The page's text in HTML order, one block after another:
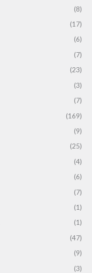
(8)
(17)
(6)
(7)
(23)
(3)
(7)
(169)
(9)
(25)
(4)
(6)
(7)
(1)
(1)
(47)
(9)
(3)